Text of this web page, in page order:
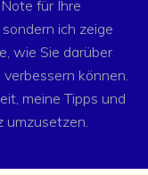
für Ihre
ich zeige
wie Sie darüber
können.
meine Tipps und
umzusetzen.